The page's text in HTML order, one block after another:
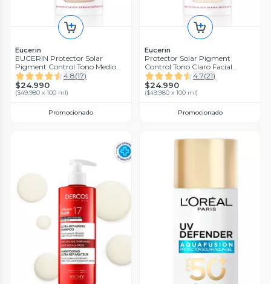
Eucerin
EUCERIN Protector Solar
Pigment Control Tono Medio
Facial FPS50+ 50ml
4.8(17)
$24.990
($49.980 x 100 ml)
Promocionado
Eucerin
Protector Solar Pigment
Control Tono Claro Facial
FPS50+ 50ml4.7(21)
$24.990
($49.980 x 100 ml)
Promocionado